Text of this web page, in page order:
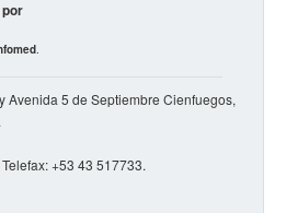
.
Avenida 5 de Septiembre Cienfuegos,
+53 43 517733.